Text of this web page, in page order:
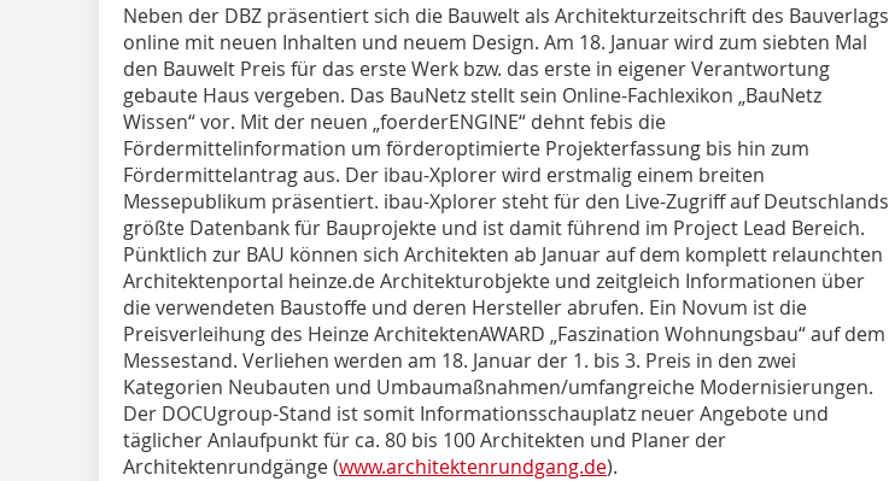
Neben der DBZ präsentiert sich die Bauwelt als Architekturzeitschrift des Bauverlags
online mit neuen Inhalten und neuem Design. Am 18. Januar wird zum siebten Mal
den Bauwelt Preis für das erste Werk bzw. das erste in eigener Verantwortung
gebaute Haus vergeben. Das BauNetz stellt sein Online-Fachlexikon „BauNetz
Wissen“ vor. Mit der neuen „foerderENGINE“ dehnt febis die
Fördermittelinformation um förderoptimierte Projekterfassung bis hin zum
Fördermittelantrag aus. Der ibau-Xplorer wird erstmalig einem breiten
Messepublikum präsentiert. ibau-Xplorer steht für den Live-Zugriff auf Deutschlands
größte Datenbank für Bauprojekte und ist damit führend im Project Lead Bereich.
Pünktlich zur BAU können sich Architekten ab Januar auf dem komplett relaunchten
Architektenportal heinze.de Architekturobjekte und zeitgleich Informationen über
die verwendeten Baustoffe und deren Hersteller abrufen. Ein Novum ist die
Preisverleihung des Heinze ArchitektenAWARD „Faszination Wohnungsbau“ auf dem
Messestand. Verliehen werden am 18. Januar der 1. bis 3. Preis in den zwei
Kategorien Neubauten und Umbaumaßnahmen/umfangreiche Modernisierungen.
Der DOCUgroup-Stand ist somit Informationsschauplatz neuer Angebote und
täglicher Anlaufpunkt für ca. 80 bis 100 Architekten und Planer der
Architektenrundgänge (www.architektenrundgang.de).